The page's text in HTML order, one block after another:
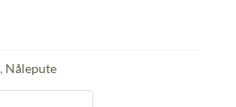
, Nålepute